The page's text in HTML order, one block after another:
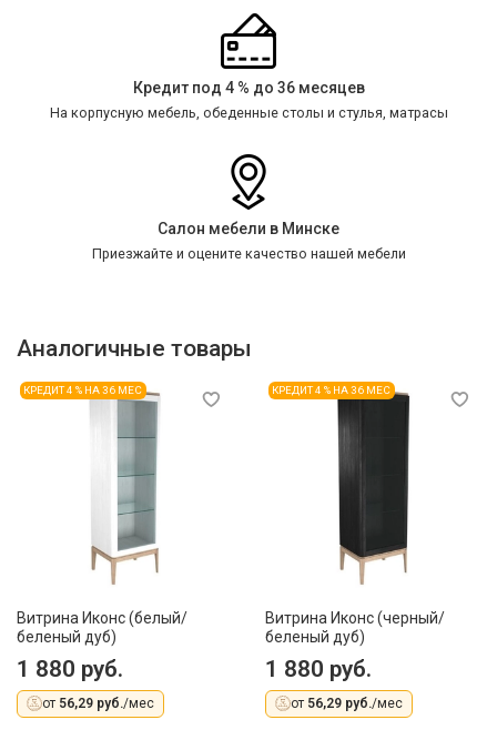
Кредит под 4 % до 36 месяцев
На корпусную мебель, обеденные столы и стулья, матрасы
Салон мебели в Минске
Приезжайте и оцените качество нашей мебели
Аналогичные товары
КРЕДИТ 4 % НА 36 МЕС
Витрина Иконс (белый/
беленый дуб)
1 880 руб.
от 56,29 руб./мес
КРЕДИТ 4 % НА 36 МЕС
Витрина Иконс (черный/
беленый дуб)
1 880 руб.
от 56,29 руб./мес